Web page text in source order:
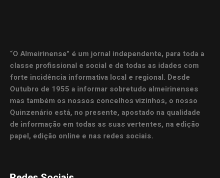
“O Almeirinense” é um jornal independente, para toda a
classe profissional e social e de todas as idades com
forte incidência informativa local e regional. Desde
Outubro de 1955 a informar sobretudo almeirinenses
mas também os nossos concelhos vizinhos, o nosso
Quinzenário está, no presente, apostado na qualidade
de informação em todas as suas vertentes, na edição
papel, edição online e nas redes sociais.